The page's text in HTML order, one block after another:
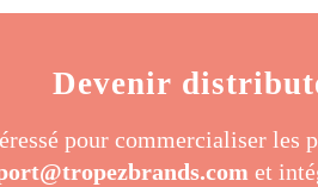
Devenir
pour commercialiser les
et